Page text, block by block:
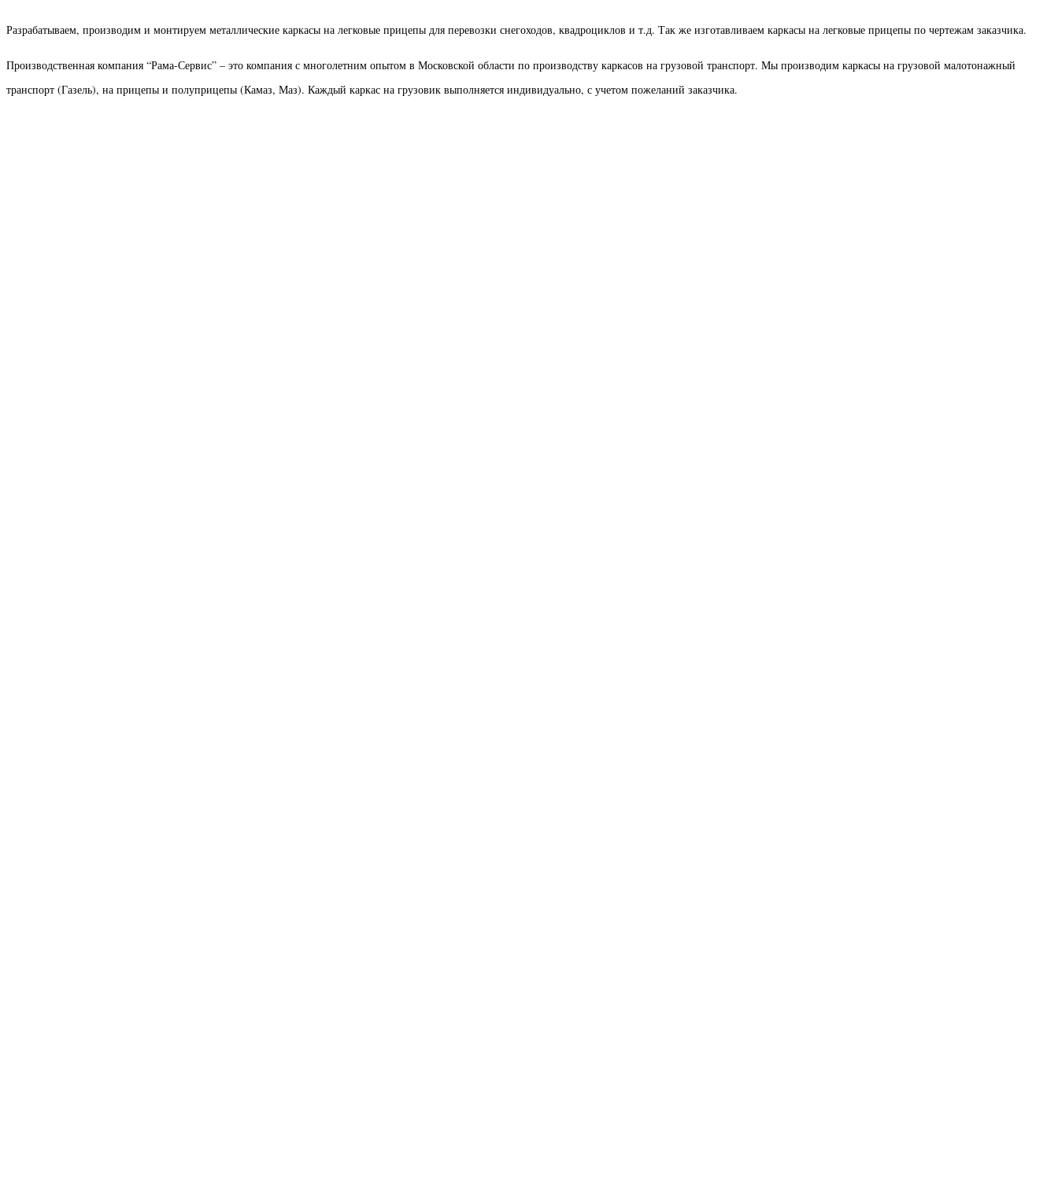
Разрабатываем, производим и монтируем металлические каркасы на легковые прицепы для перевозки снегоходов, квадроциклов и т.д. Так же изготавливаем каркасы на легковые прицепы по чертежам заказчика.
Производственная компания “Рама-Сервис” – это компания с многолетним опытом в Московской области по производству каркасов на грузовой транспорт. Мы производим каркасы на грузовой малотонажный
транспорт (Газель), на прицепы и полуприцепы (Камаз, Маз). Каждый каркас на грузовик выполняется индивидуально, с учетом пожеланий заказчика.